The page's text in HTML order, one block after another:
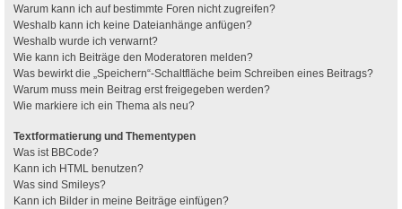
Warum kann ich auf bestimmte Foren nicht zugreifen?
Weshalb kann ich keine Dateianhänge anfügen?
Weshalb wurde ich verwarnt?
Wie kann ich Beiträge den Moderatoren melden?
Was bewirkt die „Speichern“-Schaltfläche beim Schreiben eines Beitrags?
Warum muss mein Beitrag erst freigegeben werden?
Wie markiere ich ein Thema als neu?
Textformatierung und Thementypen
Was ist BBCode?
Kann ich HTML benutzen?
Was sind Smileys?
Kann ich Bilder in meine Beiträge einfügen?